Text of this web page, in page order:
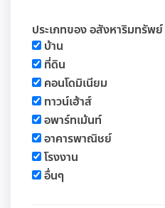
ประเภทของ อสังหาริมทรัพย์
บ้าน
ที่ดิน
คอนโดมิเนียม
ทาวน์เฮ้าส์
อพาร์ทเม้นท์
อาคารพาณิชย์
โรงงาน
อื่นๆ